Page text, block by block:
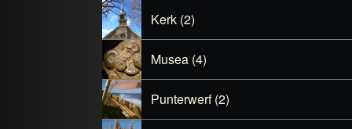
Kerk (2)
Musea (4)
Punterwerf (2)